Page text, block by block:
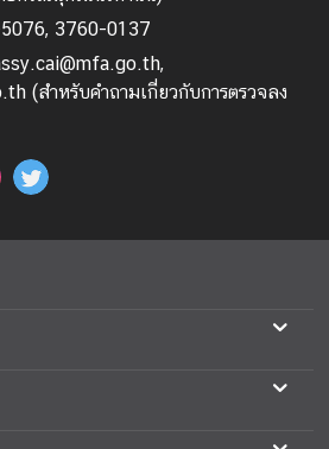
3760-0137
(สำหรับคำถามเกี่ยวกับการตรวจลง